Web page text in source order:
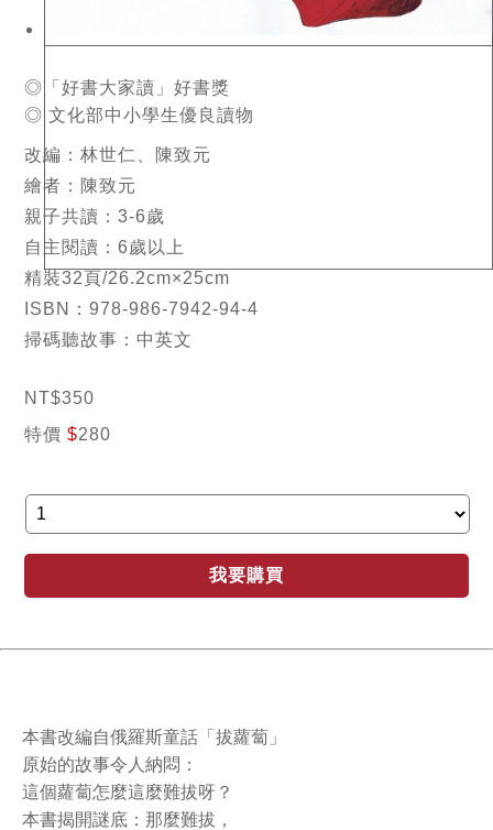
◎「好書大家讀」好書獎
◎ 文化部中小學生優良讀物
改編：林世仁、陳致元
繪者：陳致元
親子共讀：3-6歲
自主閱讀：6歲以上
精裝32頁/26.2cm×25cm
ISBN：978-986-7942-94-4
掃碼聽故事：中英文
NT$350
特價 $280
我要購買
本書改編自俄羅斯童話「拔蘿蔔」
原始的故事令人納悶：
這個蘿蔔怎麼這麼難拔呀？
本書揭開謎底：那麼難拔，